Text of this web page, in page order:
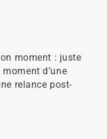
moment : juste
d’une
relance post-